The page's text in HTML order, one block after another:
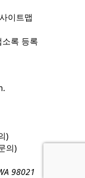
사이트맵
소록 등록
.
)
의)
98021